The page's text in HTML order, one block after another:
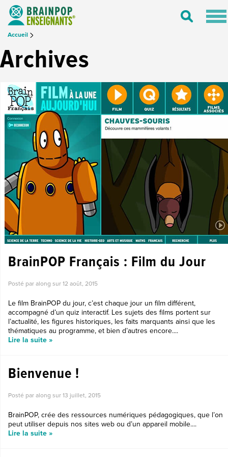
Toggle
Accueil
Archives
BrainPOP Français : Film du Jour
Posté par along sur 12 août, 2015
Le film BrainPOP du jour, c’est chaque jour un film différent,
accompagné d’un quiz interactif. ‎Les sujets des films portent sur
l’actualité, les figures historiques, les faits marquants ainsi que les
‎thématiques au programme, et bien d’autres encore....
Lire la suite »
Bienvenue !
Posté par along sur 13 juillet, 2015
BrainPOP, crée des ressources numériques pédagogiques, que l’on
peut utiliser depuis nos sites web ou d’un appareil mobile....
Lire la suite »